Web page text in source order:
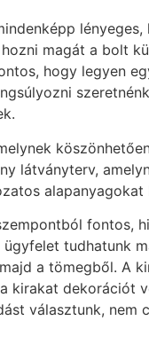
magát a bolt
hogy legyen
látványterv,
fontos,
tudhatunk
a tömegből. A
kirakat dekorációt
választunk,